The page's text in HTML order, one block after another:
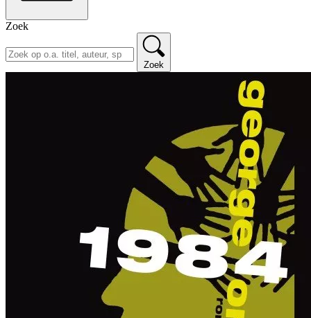
Zoek
Zoek